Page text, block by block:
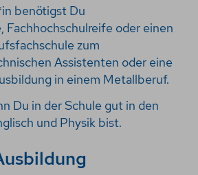
benötigst Du
Fachhochschulreife oder einen
zum
Assistenten oder eine
in einem Metallberuf.
Du in der Schule gut in den
und Physik bist.